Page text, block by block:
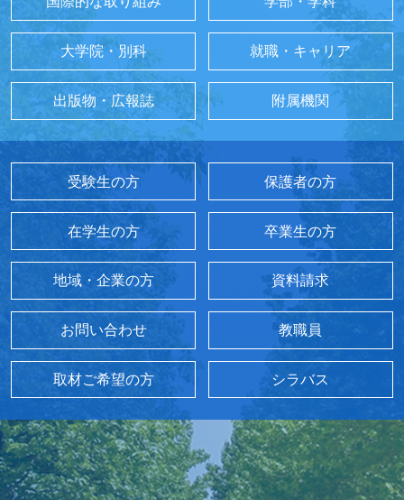
大学院・別科 就職・キャリア
出版物・広報誌 附属機関
受験生の方 保護者の方
在学生の方 卒業生の方
地域・企業の方 資料請求
お問い合わせ 教職員
取材ご希望の方 シラバス